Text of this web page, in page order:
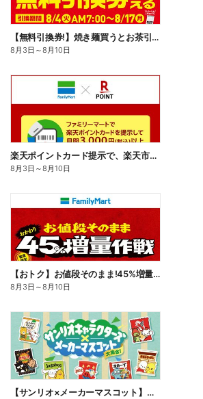
【無料引換券!】焼き麺買うとお茶引換券貰える!
8月3日 ～8月10日
楽天ポイントカード提示で、楽天市場でのお買い物がおトクに!
8月3日 ～8月10日
【おトク】お値段そのまま!45%増量作戦!
8月3日 ～8月10日
【サンリオ×メーカーマスコット】オリジナルグッズ貰える!